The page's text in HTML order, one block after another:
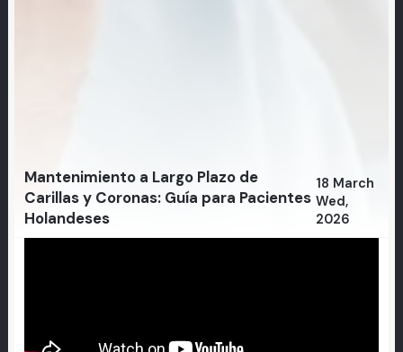
Mantenimiento a Largo Plazo de
Carillas y Coronas: Guía para Pacientes
Holandeses
18 March
Wed,
2026